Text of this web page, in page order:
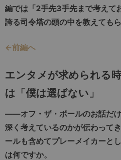
編では「2手先3手先まで考えて
誇る司令塔の頭の中を教えてもら
←前編へ
エンタメが求められる
は「僕は選ばない」
——オフ・ザ・ボールのお話だ
深く考えているのかが伝わって
ールも含めてプレーメイカーと
は何ですか。